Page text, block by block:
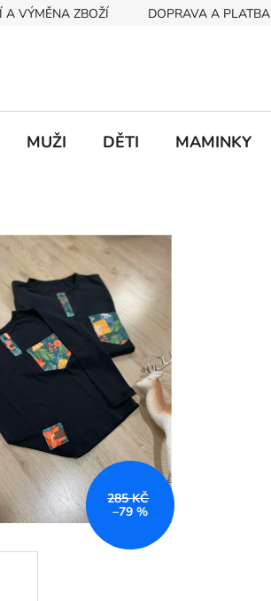
A VÝMĚNA ZBOŽÍ DOPRAVA A PLATBA
MUŽI DĚTI MAMINKY
285 KČ
–79 %